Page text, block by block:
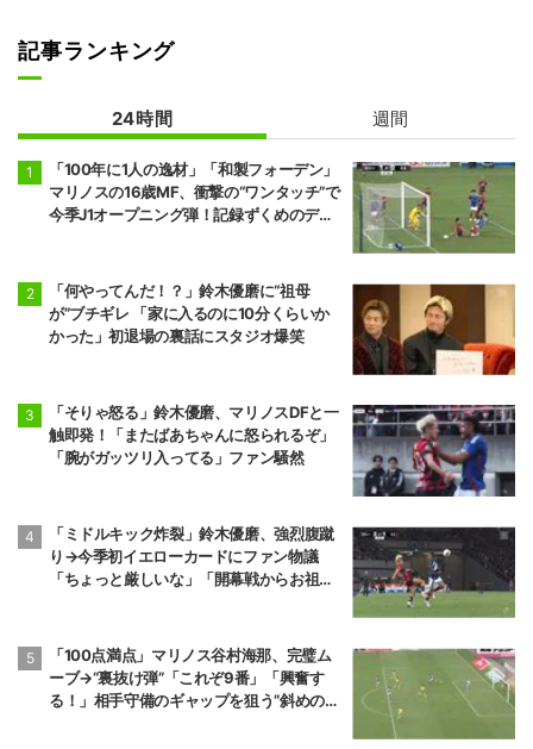
記事ランキング
24時間 週間
「100年に1人の逸材」「和製フォーデン」
マリノスの16歳MF、衝撃の“ワンタッチ”で
今季J1オープニング弾！記録ずくめのデビ
「何やってんだ！？」鈴木優磨に“祖母
が”ブチギレ 「家に入るのに10分くらいか
かった」初退場の裏話にスタジオ爆笑
「そりゃ怒る」鈴木優磨、マリノスDFと一
触即発！「またばあちゃんに怒られるぞ」
「腕がガッツリ入ってる」ファン騒然
「ミドルキック炸裂」鈴木優磨、強烈腹蹴
り→今季初イエローカードにファン物議
「ちょっと厳しいな」「開幕戦からお祖母
「100点満点」マリノス谷村海那、完璧ム
ーブ→“裏抜け弾”「これぞ9番」「興奮す
る！」相手守備のギャップを狙う”斜めの抜